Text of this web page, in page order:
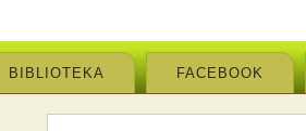
BIBLIOTEKA FACEBOOK